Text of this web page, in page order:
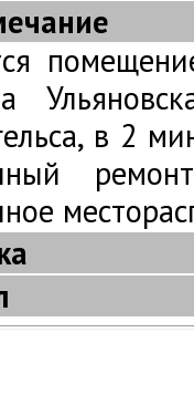
в 2